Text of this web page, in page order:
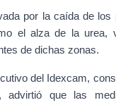
por la caída de
el alza de la urea,
de dichas zonas.
del Idexcam,
advirtió que las